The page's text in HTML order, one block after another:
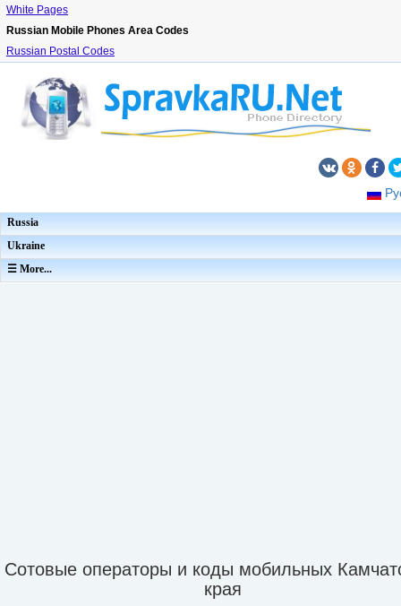
White Pages
Russian Mobile Phones Area Codes
Russian Postal Codes
Russia
Ukraine
☰ More...
Сотовые операторы и коды мобильных
края